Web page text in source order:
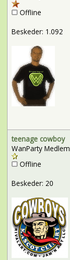
Offline
Beskeder: 1.092
teenage cowboy
WanParty Medlem
Offline
Beskeder: 20